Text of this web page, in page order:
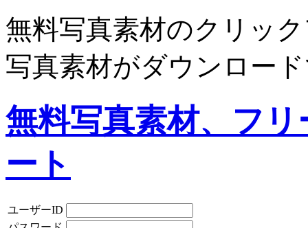
無料写真素材のクリッ
写真素材がダウンロー
無料写真素材、フ
ート
ユーザーID